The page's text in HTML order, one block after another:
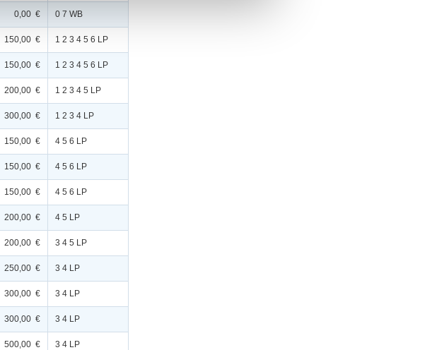
0,00 € 0 7 WB
150,00 € 1 2 3 4 5 6 LP
150,00 € 1 2 3 4 5 6 LP
200,00 € 1 2 3 4 5 LP
300,00 € 1 2 3 4 LP
150,00 € 4 5 6 LP
150,00 € 4 5 6 LP
150,00 € 4 5 6 LP
200,00 € 4 5 LP
200,00 € 3 4 5 LP
250,00 € 3 4 LP
300,00 € 3 4 LP
300,00 € 3 4 LP
500,00 € 3 4 LP